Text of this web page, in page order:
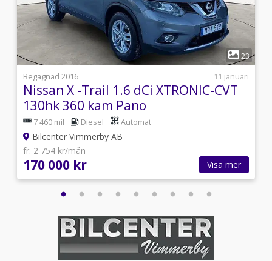
1
23
Begagnad 2016
11 januari
Nissan X -Trail 1.6 dCi XTRONIC-CVT
130hk 360 kam Pano
7 460 mil Diesel Automat
Bilcenter Vimmerby AB
fr. 2 754 kr/mån
170 000 kr Visa mer